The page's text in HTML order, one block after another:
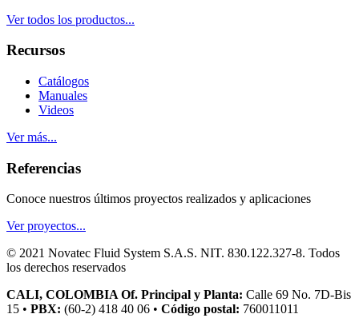
Ver todos los productos...
Recursos
Catálogos
Manuales
Videos
Ver más...
Referencias
Conoce nuestros últimos proyectos realizados y aplicaciones
Ver proyectos...
© 2021 Novatec Fluid System S.A.S. NIT. 830.122.327-8. Todos
los derechos reservados
CALI, COLOMBIA Of. Principal y Planta: Calle 69 No. 7D-Bis
15 • PBX: (60-2) 418 40 06 • Código postal: 760011011